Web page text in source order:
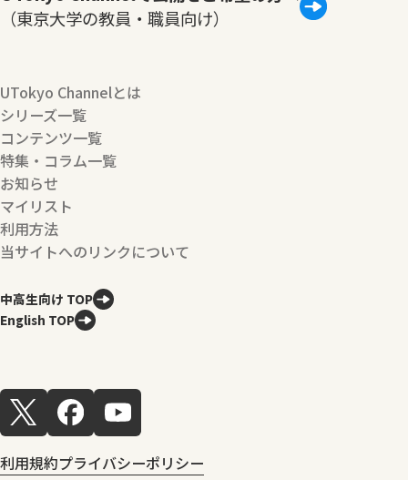
（東京大学の教員・職員向け）
UTokyo Channelとは
シリーズ一覧
コンテンツ一覧
特集・コラム一覧
お知らせ
マイリスト
利用方法
当サイトへのリンクについて
中高生向け TOP
English TOP
利用規約プライバシーポリシー